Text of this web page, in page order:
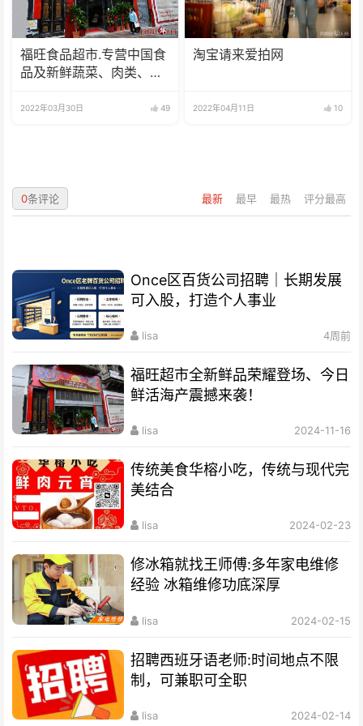
福旺食品超市.专营中国食
品及新鲜蔬菜、肉类、
2022年03月30日 49
淘宝请来爱拍网
2022年04月11日 10
最新 最早 最热 评分最高
0条评论
Once区百货公司招聘｜长期发展
可入股，打造个人事业
lisa 4周前
福旺超市全新鲜品荣耀登场、今日
鲜活海产震撼来袭！
lisa 2024-11-16
传统美食华榕小吃，传统与现代完
美结合
lisa 2024-02-23
修冰箱就找王师傅:多年家电维修
经验 冰箱维修功底深厚
lisa 2024-02-15
招聘西班牙语老师:时间地点不限
制，可兼职可全职
lisa 2024-02-14